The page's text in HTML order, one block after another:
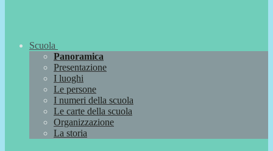
Scuola
Panoramica
Presentazione
I luoghi
Le persone
I numeri della scuola
Le carte della scuola
Organizzazione
La storia